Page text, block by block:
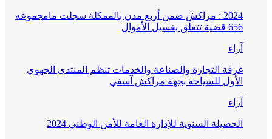
2024 : مراكش ضمن أربع مدن بالممكلة سجلت مامجموعه
656 قضية تتعلق بغسيل الأموال
آراء
غرفة التجارة والصناعة والخدمات تنظم المنتدى الجهوي
الأول للسياحة بجهة مراكش آسفي
آراء
الحصيلة السنوية للإدارة العامة للأمن الوطني 2024